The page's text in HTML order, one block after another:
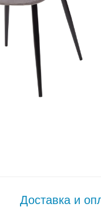
Доставка и